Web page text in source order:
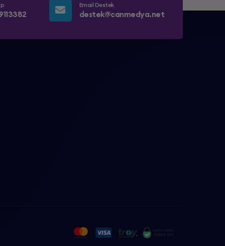
Email Destek
destek@canmedya.net